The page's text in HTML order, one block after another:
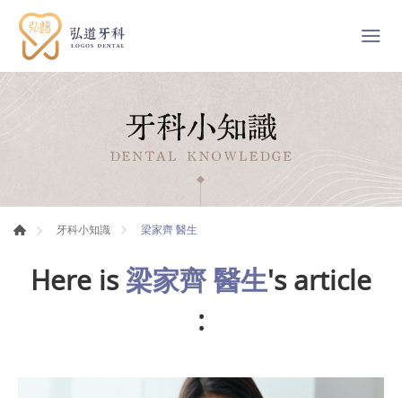
牙科小知識 梁家齊 醫生
Here is梁家齊 醫生's article
: